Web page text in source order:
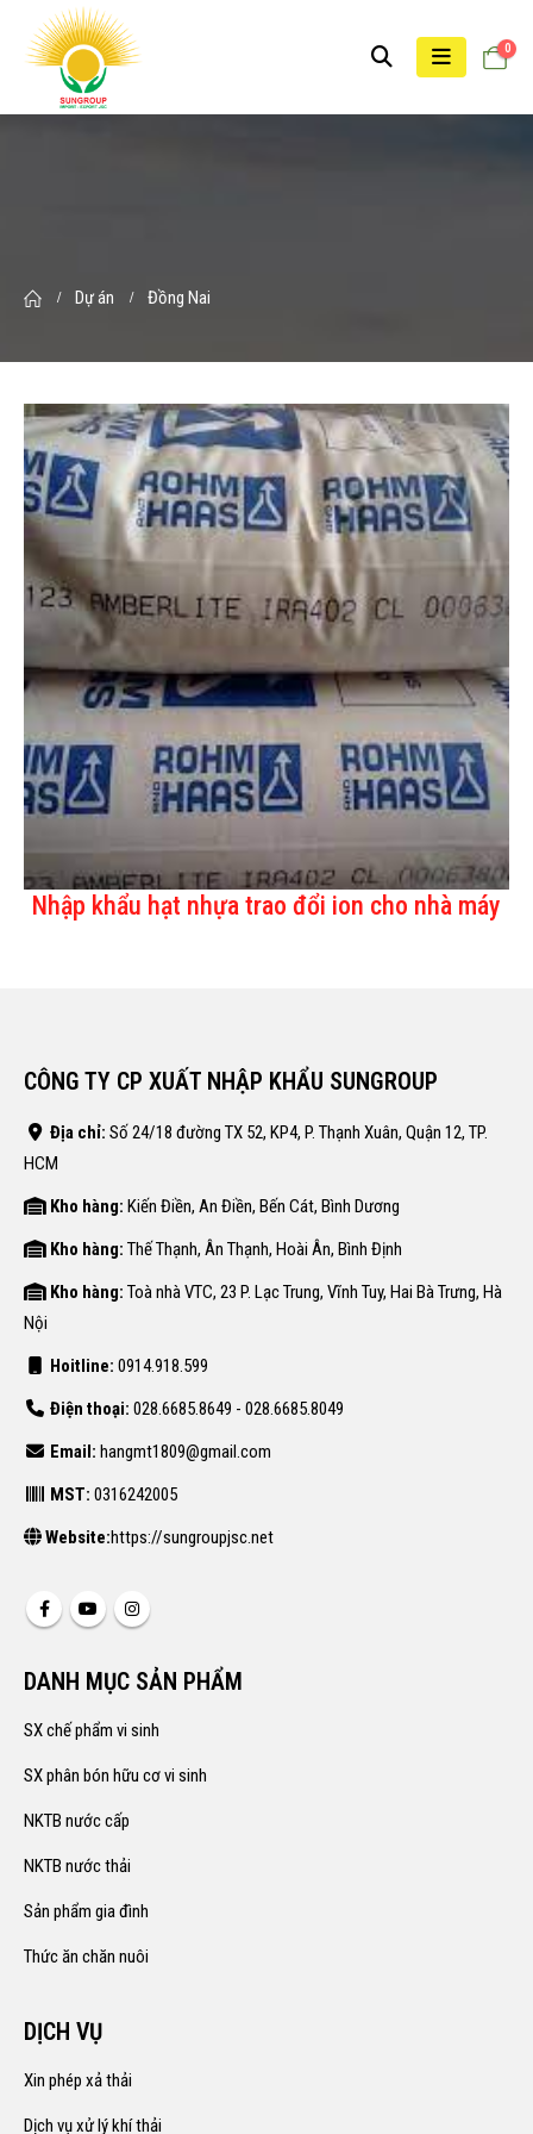
0
Dự án Đồng Nai
Nhập khẩu hạt nhựa trao đổi ion cho nhà máy
CÔNG TY CP XUẤT NHẬP KHẨU SUNGROUP
Địa chỉ: Số 24/18 đường TX 52, KP4, P. Thạnh Xuân, Quận 12, TP.
HCM
Kho hàng: Kiến Điền, An Điền, Bến Cát, Bình Dương
Kho hàng: Thế Thạnh, Ân Thạnh, Hoài Ân, Bình Định
Kho hàng: Toà nhà VTC, 23 P. Lạc Trung, Vĩnh Tuy, Hai Bà Trưng, Hà
Nội
Hoitline: 0914.918.599
Điện thoại: 028.6685.8649 - 028.6685.8049
Email: hangmt1809@gmail.com
MST: 0316242005
Website:https://sungroupjsc.net
DANH MỤC SẢN PHẨM
SX chế phẩm vi sinh
SX phân bón hữu cơ vi sinh
NKTB nước cấp
NKTB nước thải
Sản phẩm gia đình
Thức ăn chăn nuôi
DỊCH VỤ
Xin phép xả thải
Dịch vụ xử lý khí thải